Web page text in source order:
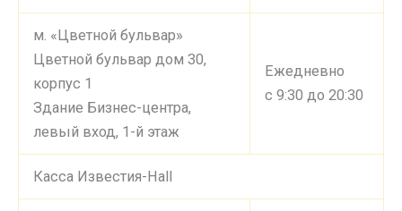
м. «Цветной бульвар»
Цветной бульвар дом 30,
корпус 1
Здание Бизнес-центра,
левый вход, 1-й этаж
Ежедневно
с 9:30 до 20:30
Касса Известия-Hall